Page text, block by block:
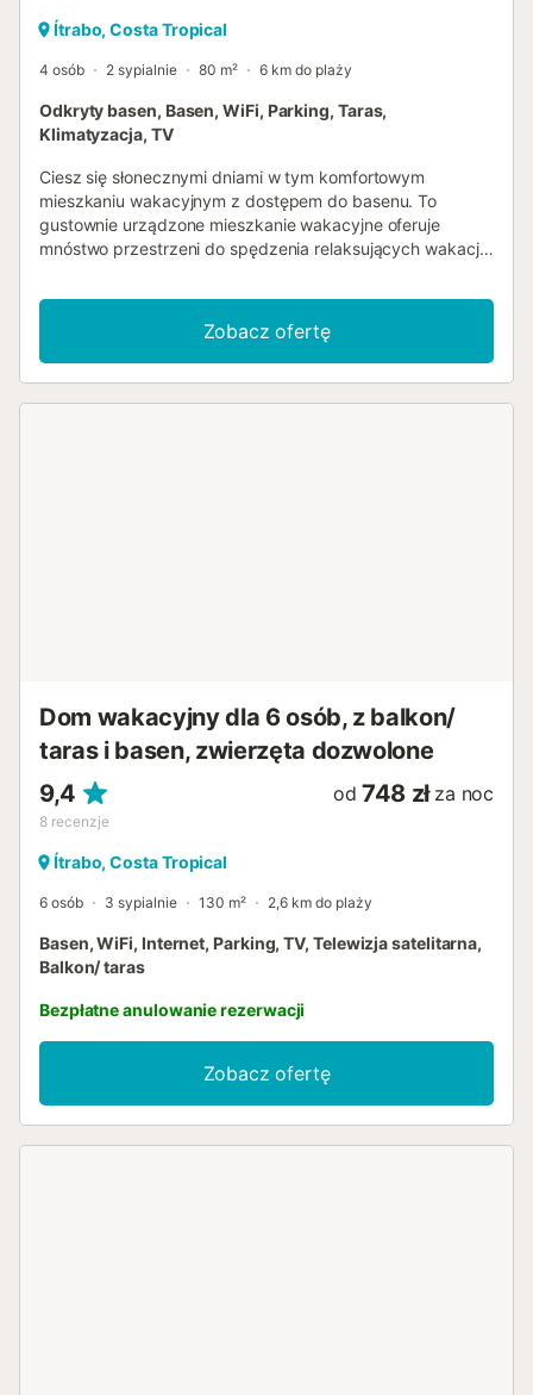
Ítrabo, Costa Tropical
4 osób 2 sypialnie 80 m² 6 km do plaży
Odkryty basen, Basen, WiFi, Parking, Taras,
Klimatyzacja, TV
Ciesz się słonecznymi dniami w tym komfortowym
mieszkaniu wakacyjnym z dostępem do basenu. To
gustownie urządzone mieszkanie wakacyjne oferuje
mnóstwo przestrzeni do spędzenia relaksujących wakacji
przytulną atmosferą podczas harmonijnych posiłków.
Zaplanuj swoje zajęcia w ciszy i spokoju, a wieczorem
rozsiądź się wygodnie na wygodnej sofie i obejrzyj dobry
film. Piękny taras to idealne miejsce na pyszne śniadanie o
Zobacz ofertę
Dom wakacyjny dla 6 osób, z balkon/
taras i basen, zwierzęta dozwolone
9,4
8 recenzje
od 748 zł za noc
Ítrabo, Costa Tropical
6 osób 3 sypialnie 130 m² 2,6 km do plaży
Basen, WiFi, Internet, Parking, TV, Telewizja satelitarna,
Balkon/ taras
Bezpłatne anulowanie rezerwacji
Zobacz ofertę